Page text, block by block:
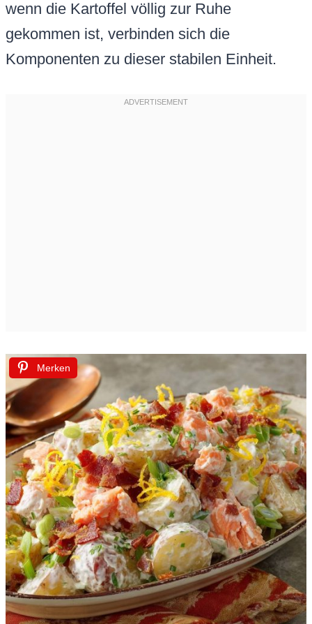
wenn die Kartoffel völlig zur Ruhe
gekommen ist, verbinden sich die
Komponenten zu dieser stabilen Einheit.
Merken